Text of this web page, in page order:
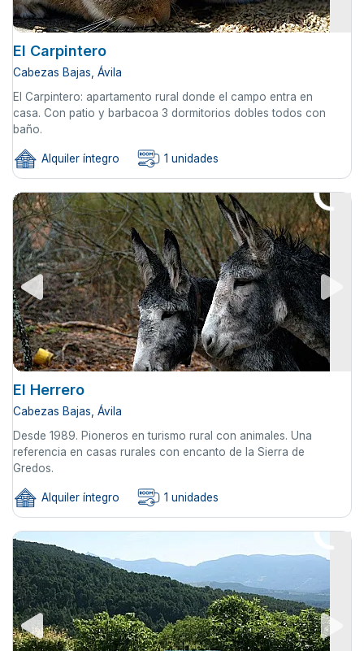
El Carpintero
Cabezas Bajas, Ávila
El Carpintero: apartamento rural donde el campo entra en
casa. Con patio y barbacoa 3 dormitorios dobles todos con
baño.
Alquiler íntegro 1 unidades
El Herrero
Cabezas Bajas, Ávila
Desde 1989. Pioneros en turismo rural con animales. Una
referencia en casas rurales con encanto de la Sierra de
Gredos.
Alquiler íntegro 1 unidades